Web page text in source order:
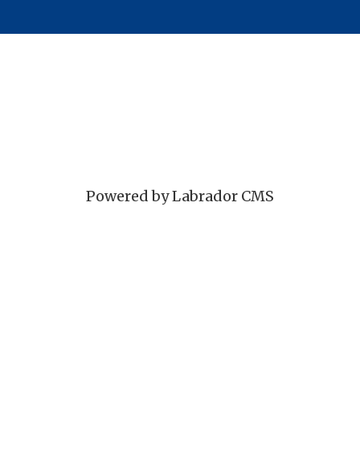
Powered by Labrador CMS